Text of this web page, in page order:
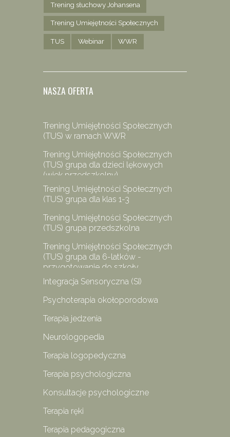
Trening słuchowy Johansena
Trening Umiejętności Społecznych
TUS Webinar WWR
NASZA OFERTA
Trening Umiejętności Społecznych
(TUS) w ramach WWR
Trening Umiejętności Społecznych
(TUS) grupa dla dzieci lękowych
(wiek przedszkolny)
Trening Umiejętności Społecznych
(TUS) grupa dla klas 1-3
Trening Umiejętności Społecznych
(TUS) grupa przedszkolna
Trening Umiejętności Społecznych
(TUS) grupa dla 6-latków -
przygotowanie do szkoły
Integracja Sensoryczna (SI)
Psychoterapia okołoporodowa
Terapia jedzenia
Neurologopedia
Terapia logopedyczna
Terapia psychologiczna
Konsultacje psychologiczne
Terapia ręki
Terapia pedagogiczna